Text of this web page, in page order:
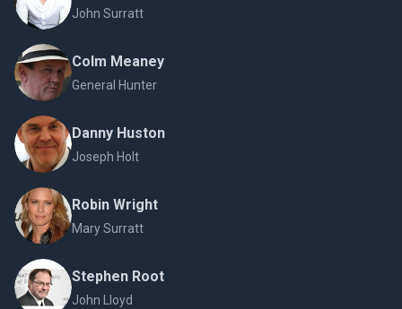
John Surratt
Colm Meaney
General Hunter
Danny Huston
Joseph Holt
Robin Wright
Mary Surratt
Stephen Root
John Lloyd